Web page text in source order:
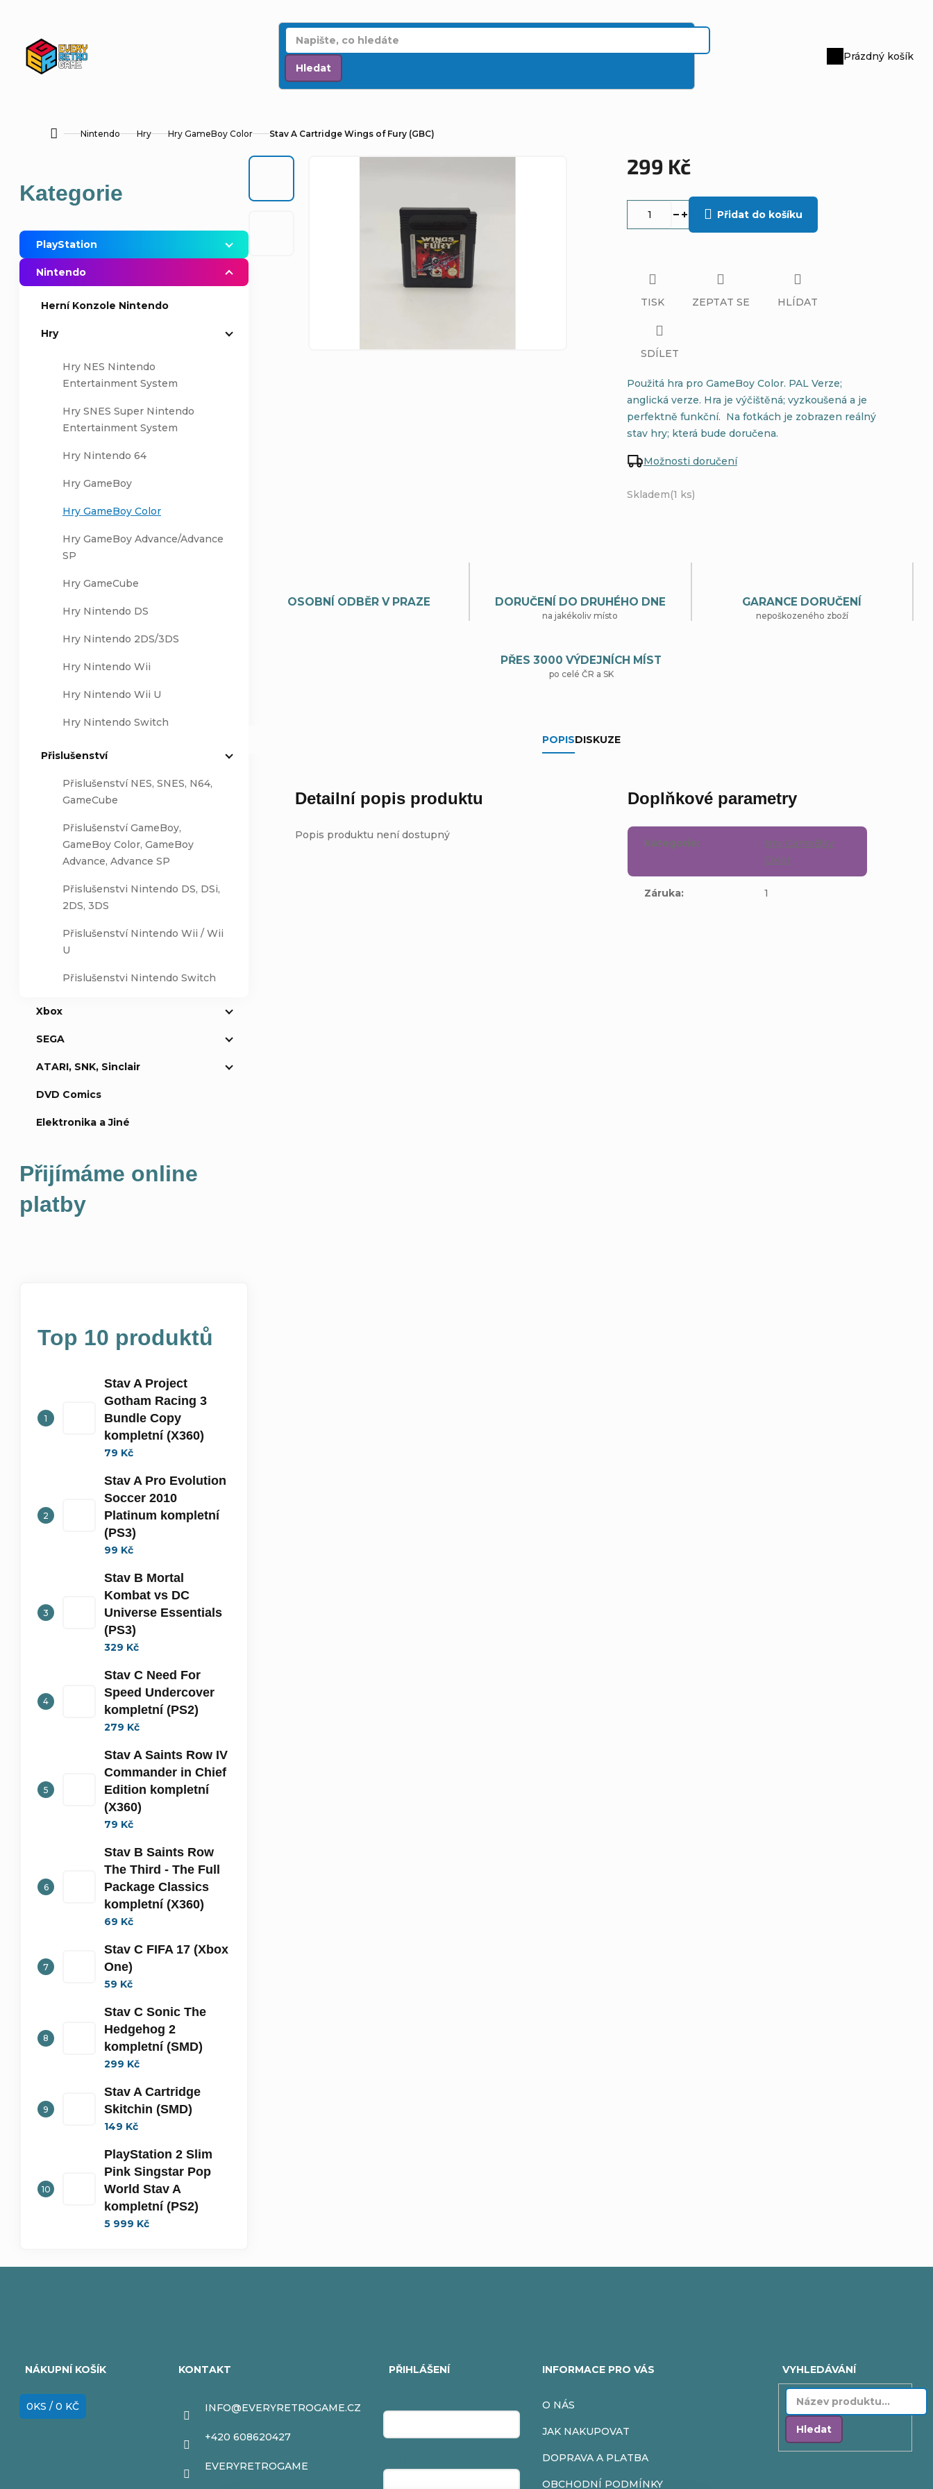
Hledat
Nákupní
Prázdný košík
DomůNintendo Hry Hry GameBoy Color Stav A Cartridge Wings of Fury (GBC)
o
s
t
Přeskočit
kategorie
Kategorie
PlayStation
Nintendo
Herní Konzole Nintendo
Hry
Hry NES Nintendo
Entertainment System
Hry SNES Super Nintendo
Entertainment System
Hry Nintendo 64
Hry GameBoy
Hry GameBoy Color
Hry GameBoy Advance/Advance
SP
Hry GameCube
Hry Nintendo DS
Hry Nintendo 2DS/3DS
Hry Nintendo Wii
Hry Nintendo Wii U
Hry Nintendo Switch
Přislušenství
Přislušenství NES, SNES, N64,
GameCube
Přislušenství GameBoy,
GameBoy Color, GameBoy
Advance, Advance SP
Přislušenstvi Nintendo DS, DSi,
2DS, 3DS
Přislušenství Nintendo Wii / Wii
U
Přislušenstvi Nintendo Switch
Xbox
SEGA
ATARI, SNK, Sinclair
DVD Comics
Elektronika a Jiné
Přijímáme online
platby
Top 10 produktů
Stav A Project
Gotham Racing 3
Bundle Copy
kompletní (X360)
79 Kč
Stav A Pro Evolution
Soccer 2010
Platinum kompletní
(PS3)
99 Kč
Stav B Mortal
Kombat vs DC
Universe Essentials
(PS3)
329 Kč
Stav C Need For
Speed Undercover
kompletní (PS2)
279 Kč
Stav A Saints Row IV
Commander in Chief
Edition kompletní
(X360)
79 Kč
Stav B Saints Row
The Third - The Full
Package Classics
kompletní (X360)
69 Kč
Stav C FIFA 17 (Xbox
One)
59 Kč
Stav C Sonic The
Hedgehog 2
kompletní (SMD)
299 Kč
Stav A Cartridge
Skitchin (SMD)
149 Kč
PlayStation 2 Slim
Pink Singstar Pop
World Stav A
kompletní (PS2)
5 999 Kč
299 Kč
Skladem(1 ks)
Možnosti doručení
Přidat do košíku
Použitá hra pro GameBoy Color. PAL Verze;
anglická verze. Hra je výčištěná; vyzkoušená a je
perfektně funkční. Na fotkách je zobrazen reálný
stav hry; která bude doručena.
TISK ZEPTAT SE HLÍDAT
SDÍLET
OSOBNÍ ODBĚR V PRAZE DORUČENÍ DO DRUHÉHO DNE
na jakékoliv místo
GARANCE DORUČENÍ
nepoškozeného zboží
PŘES 3000 VÝDEJNÍCH MÍST
po celé ČR a SK
POPISDISKUZE
Detailní popis produktu
Popis produktu není dostupný
Doplňkové parametry
Kategorie:
Hry GameBoy
Color
Záruka: 1
NÁKUPNÍ KOŠÍK
0KS / 0 KČ
KONTAKT
INFO@EVERYRETROGAME.CZ
+420 608620427
EVERYRETROGAME
PŘIHLÁŠENÍ INFORMACE PRO VÁS
O NÁS
JAK NAKUPOVAT
DOPRAVA A PLATBA
OBCHODNÍ PODMÍNKY
VYHLEDÁVÁNÍ
Hledat